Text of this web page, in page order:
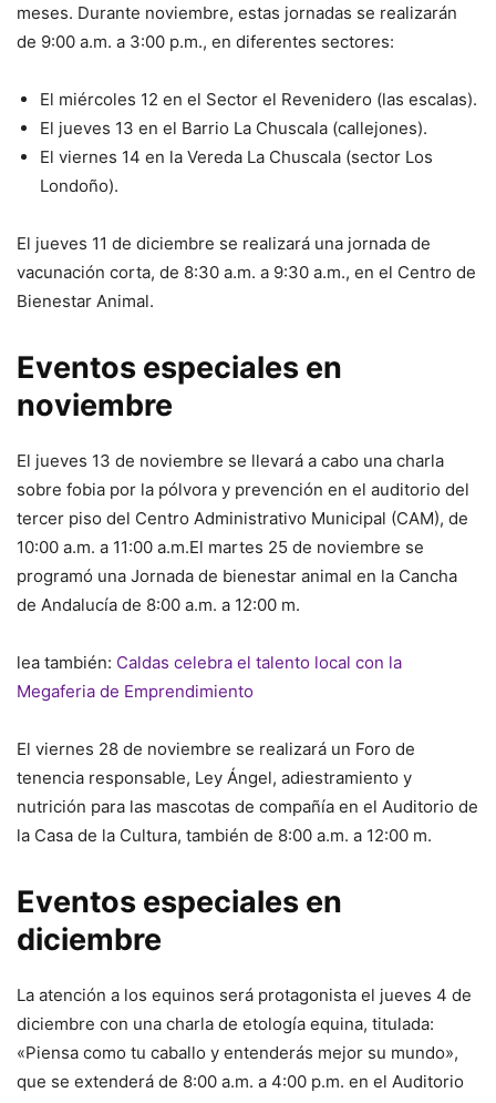
meses. Durante noviembre, estas jornadas se realizarán
de 9:00 a.m. a 3:00 p.m., en diferentes sectores:
El miércoles 12 en el Sector el Revenidero (las escalas).
El jueves 13 en el Barrio La Chuscala (callejones).
El viernes 14 en la Vereda La Chuscala (sector Los
Londoño).
El jueves 11 de diciembre se realizará una jornada de
vacunación corta, de 8:30 a.m. a 9:30 a.m., en el Centro de
Bienestar Animal.
Eventos especiales en
noviembre
El jueves 13 de noviembre se llevará a cabo una charla
sobre fobia por la pólvora y prevención en el auditorio del
tercer piso del Centro Administrativo Municipal (CAM), de
10:00 a.m. a 11:00 a.m.El martes 25 de noviembre se
programó una Jornada de bienestar animal en la Cancha
de Andalucía de 8:00 a.m. a 12:00 m.
lea también: Caldas celebra el talento local con la
Megaferia de Emprendimiento
El viernes 28 de noviembre se realizará un Foro de
tenencia responsable, Ley Ángel, adiestramiento y
nutrición para las mascotas de compañía en el Auditorio de
la Casa de la Cultura, también de 8:00 a.m. a 12:00 m.
Eventos especiales en
diciembre
La atención a los equinos será protagonista el jueves 4 de
diciembre con una charla de etología equina, titulada:
«Piensa como tu caballo y entenderás mejor su mundo»,
que se extenderá de 8:00 a.m. a 4:00 p.m. en el Auditorio